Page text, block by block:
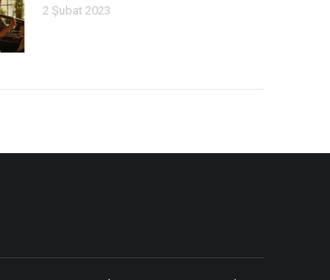
2 Şubat 2023